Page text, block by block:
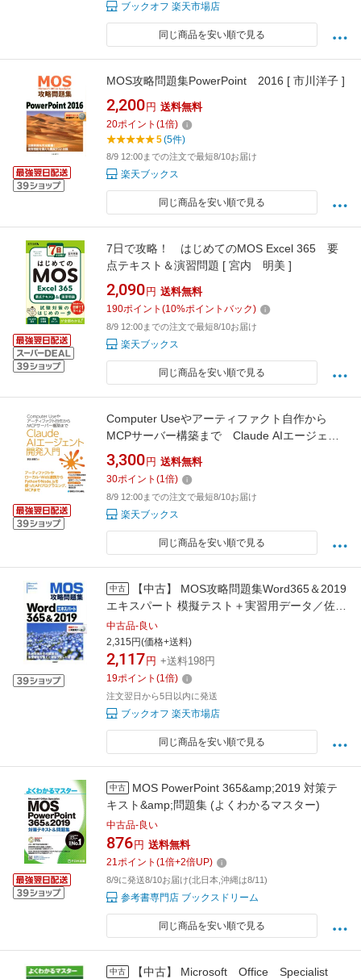
ブックオフ 楽天市場店
同じ商品を安い順で見る
MOS攻略問題集PowerPoint 2016 [ 市川洋子 ]
2,200 円 送料無料
20ポイント (1倍)
5(5件)
8/9 12:00までの注文で最短8/10お届け
楽天ブックス
同じ商品を安い順で見る
7日で攻略！ はじめてのMOS Excel 365 要
点テキスト＆演習問題 [ 宮内 明美 ]
2,090 円 送料無料
190ポイント (10%ポイントバック)
8/9 12:00までの注文で最短8/10お届け
楽天ブックス
同じ商品を安い順で見る
Computer Useやアーティファクト自作から
MCPサーバー構築まで Claude AIエージェン
ト開発入門 [ 掌田津耶乃 ]
3,300 円 送料無料
30ポイント (1倍)
8/9 12:00までの注文で最短8/10お届け
楽天ブックス
同じ商品を安い順で見る
中古
【中古】 MOS攻略問題集Word365＆2019
エキスパート 模擬テスト＋実習用データ／佐藤
薫(著者)
中古品-良い
2,315円(価格+送料)
2,117 円 +送料198円
19ポイント (1倍)
注文翌日から5日以内に発送
ブックオフ 楽天市場店
同じ商品を安い順で見る
中古
MOS PowerPoint 365&amp;2019 対策テ
キスト&amp;問題集 (よくわかるマスター)
中古品-良い
876 円 送料無料
21ポイント (1倍+2倍UP)
8/9に発送8/10お届け(北日本,沖縄は8/11)
参考書専門店 ブックスドリーム
同じ商品を安い順で見る
中古
【中古】 Microsoft Office Specialist